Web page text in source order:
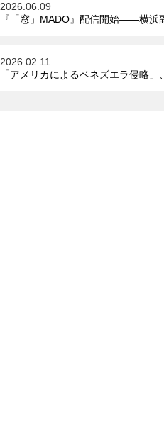
2026.06.09
『「窓」MADO』配信開始――横浜
2026.02.11
「アメリカによるベネズエラ侵略